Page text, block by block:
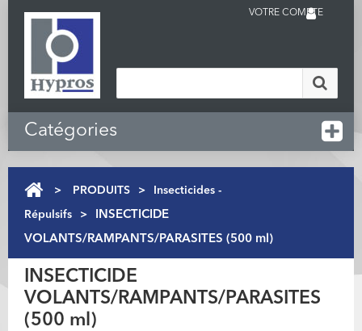
VOTRE COMPTE
Catégories
> PRODUITS > Insecticides -
Répulsifs >
INSECTICIDE
VOLANTS/RAMPANTS/PARASITES (500 ml)
INSECTICIDE
VOLANTS/RAMPANTS/PARASITES
(500 ml)